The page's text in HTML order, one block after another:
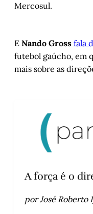
Mercosul.
E Nando Gross fala
futebol gaúcho, em
mais sobre as
A força é o
por José Roberto